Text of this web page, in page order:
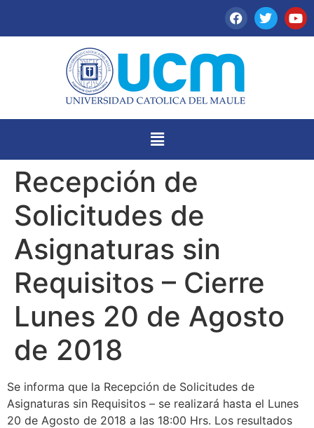
Recepción de
Solicitudes de
Asignaturas sin
Requisitos – Cierre
Lunes 20 de Agosto
de 2018
Se informa que la Recepción de Solicitudes de
Asignaturas sin Requisitos – se realizará hasta el Lunes
20 de Agosto de 2018 a las 18:00 Hrs. Los resultados